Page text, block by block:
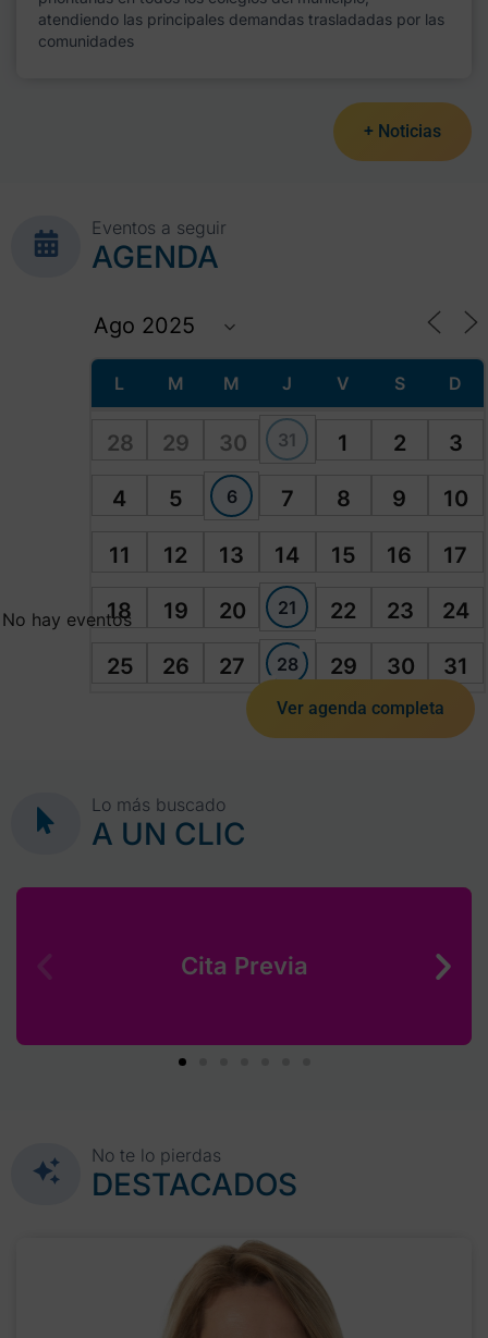
atendiendo las principales demandas trasladadas por las
comunidades
+ Noticias
Eventos a seguir
AGENDA
L M M J V S D
28 29 30 31 1 2 3
4 5 6 7 8 9 10
11 12 13 14 15 16 17
18 19 20 21 22 23 24
25 26 27 28 29 30 31
No hay eventos
Ver agenda completa
Lo más buscado
A UN CLIC
Cita Previa
No te lo pierdas
DESTACADOS